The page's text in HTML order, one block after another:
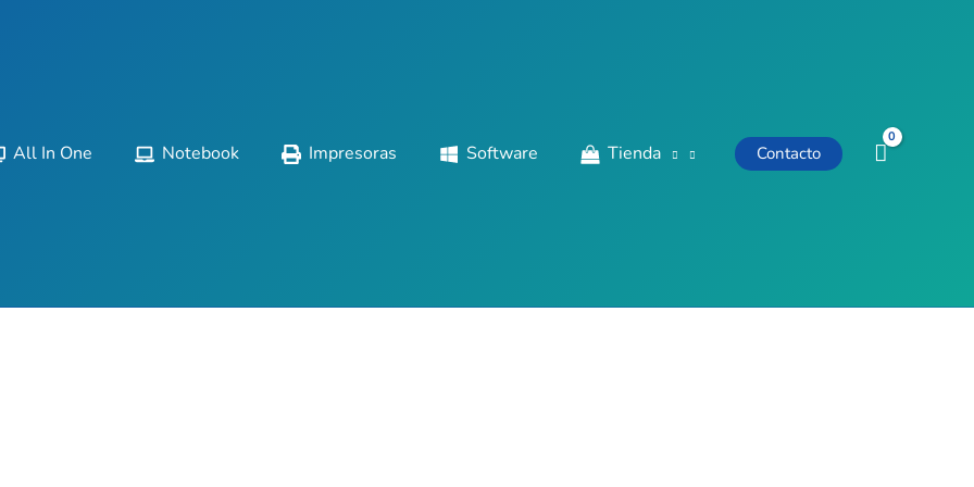
All In One Notebook Impresoras Software Tienda Contacto